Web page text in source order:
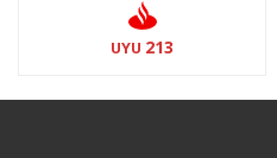
UYU 213